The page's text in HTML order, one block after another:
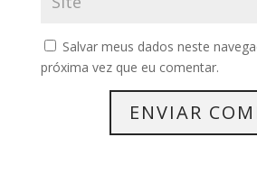
Salvar meus dados neste
próxima vez que eu comentar.